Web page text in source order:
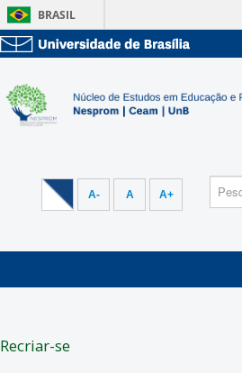
BRASIL
A- A A+
Recriar-se